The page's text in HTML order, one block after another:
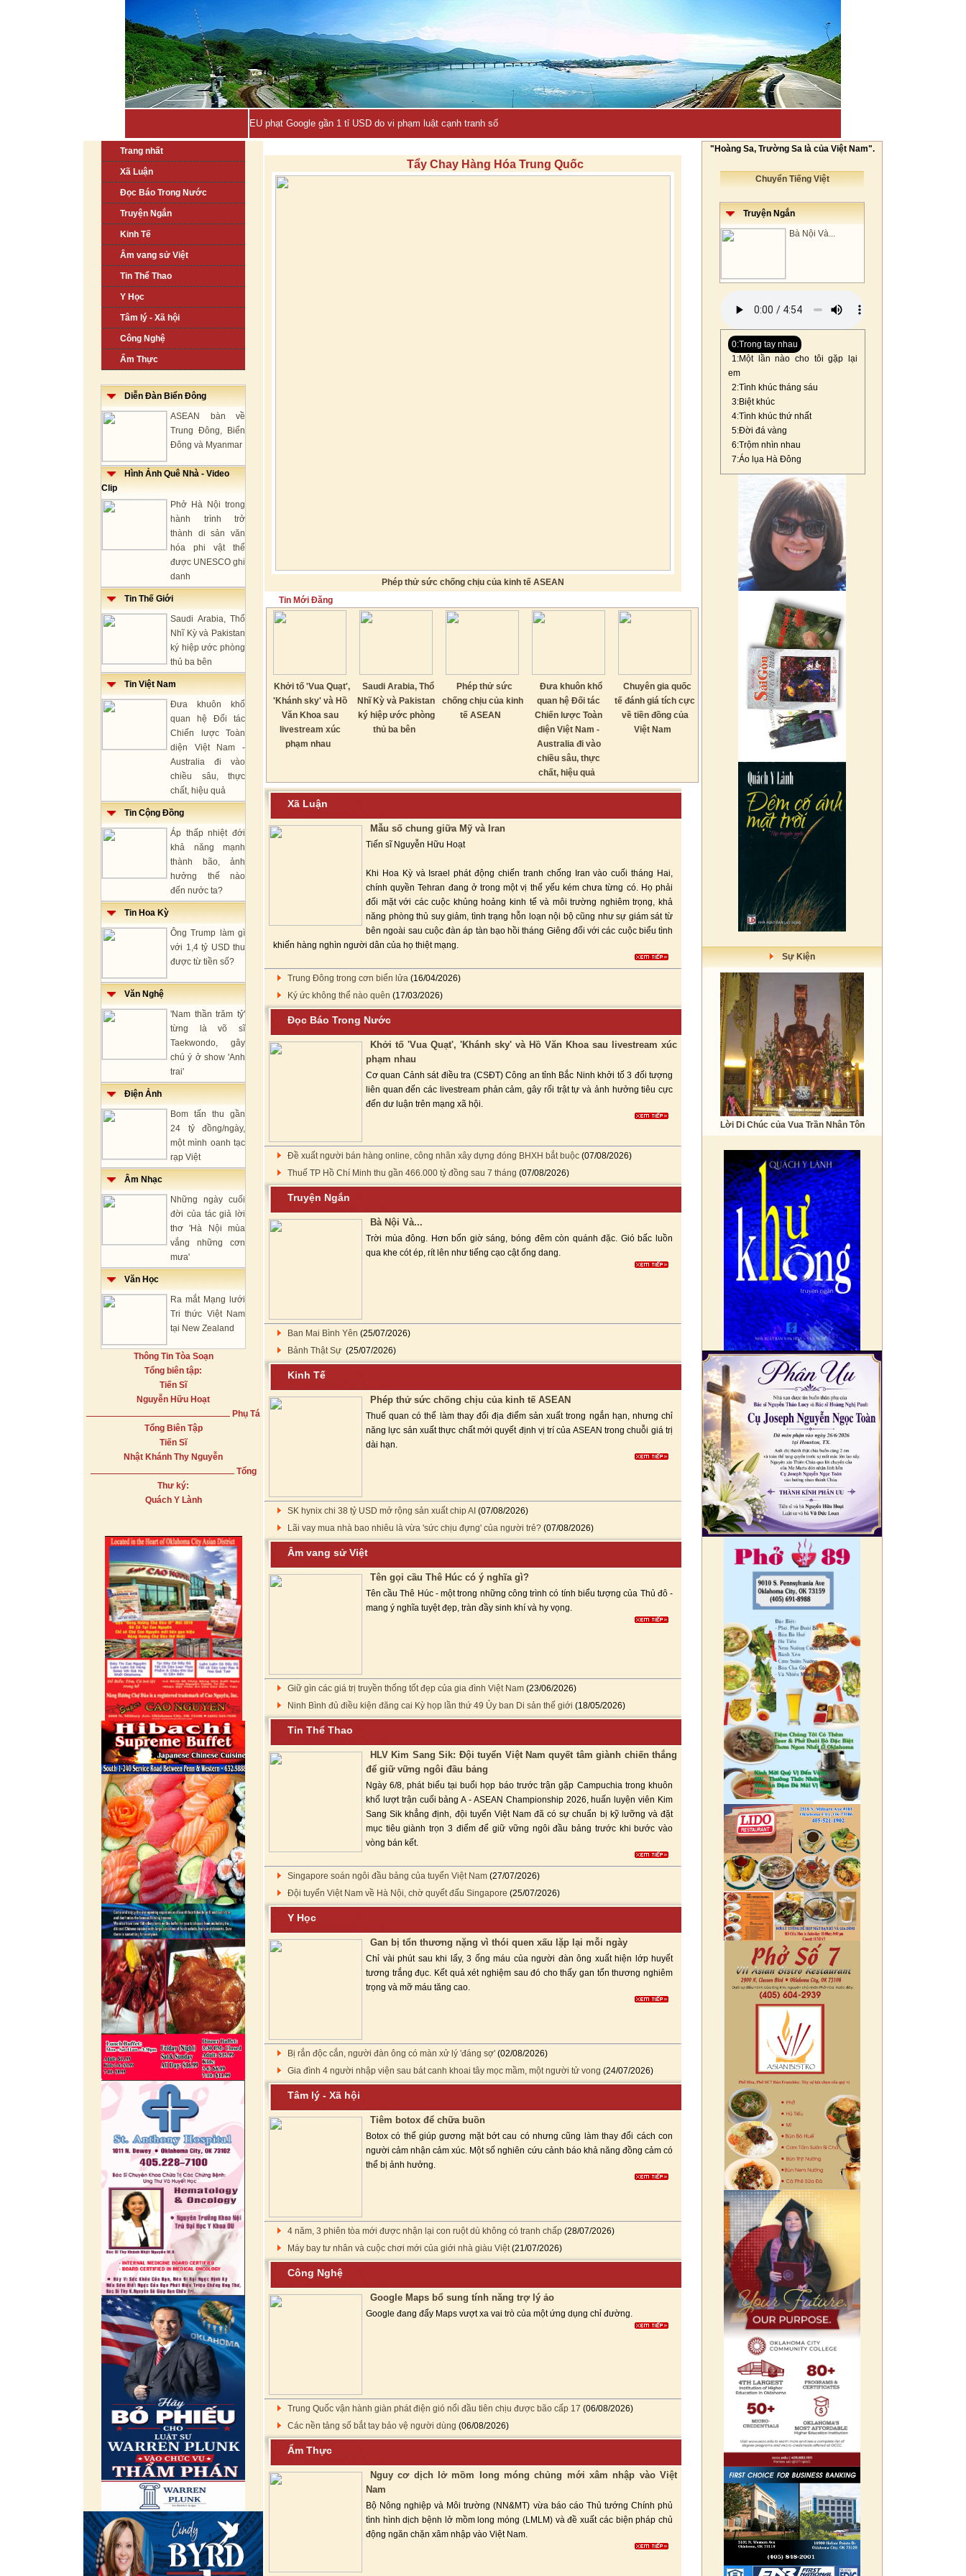
EU phạt Google gần 1 tỉ USD do vi phạm luật cạnh tranh số
Trang nhất
Xã Luận
Đọc Báo Trong Nước
Truyện Ngắn
Kinh Tế
Âm vang sử Việt
Tin Thể Thao
Y Học
Tâm lý - Xã hội
Công Nghệ
Ẩm Thực
Diễn Đàn Biển Đông
ASEAN bàn về
Trung Đông, Biển
Đông và Myanmar
Hình Ảnh Quê Nhà - Video
Clip
Phở Hà Nội trong
hành trình trở
thành di sản văn
hóa phi vật thể
được UNESCO ghi
danh
Tin Thế Giới
Saudi Arabia, Thổ
Nhĩ Kỳ và Pakistan
ký hiệp ước phòng
thủ ba bên
Tin Việt Nam
Đưa khuôn khổ
quan hệ Đối tác
Chiến lược Toàn
diện Việt Nam -
Australia đi vào
chiều sâu, thực
chất, hiệu quả
Tin Cộng Đồng
Áp thấp nhiệt đới
khả năng mạnh
thành bão, ảnh
hưởng thế nào
đến nước ta?
Tin Hoa Kỳ
Ông Trump làm gì
với 1,4 tỷ USD thu
được từ tiền số?
Văn Nghệ
'Nam thần trăm tỷ'
từng là võ sĩ
Taekwondo, gây
chú ý ở show 'Anh
trai'
Điện Ảnh
Bom tấn thu gần
24 tỷ đồng/ngày,
một mình oanh tạc
rạp Việt
Âm Nhạc
Những ngày cuối
đời của tác giả lời
thơ 'Hà Nội mùa
vắng những cơn
mưa'
Văn Học
Ra mắt Mạng lưới
Tri thức Việt Nam
tại New Zealand
Thông Tin Tòa Soạn
Tổng biên tập:
Tiến Sĩ
Nguyễn Hữu Hoạt
Phụ Tá
Tổng Biên Tập
Tiến Sĩ
Nhật Khánh Thy Nguyễn
Tổng
Thư ký:
Quách Y Lành
Tẩy Chay Hàng Hóa Trung Quốc
Phép thử sức chống chịu của kinh tế ASEAN
Tin Mới Đăng
Khởi tố 'Vua Quạt',
'Khánh sky' và Hồ
Văn Khoa sau
livestream xúc
phạm nhau
Saudi Arabia, Thổ
Nhĩ Kỳ và Pakistan
ký hiệp ước phòng
thủ ba bên
Phép thử sức
chống chịu của kinh
tế ASEAN
Đưa khuôn khổ
quan hệ Đối tác
Chiến lược Toàn
diện Việt Nam -
Australia đi vào
chiều sâu, thực
chất, hiệu quả
Chuyên gia quốc
tế đánh giá tích cực
về tiền đồng của
Việt Nam
Xã Luận
Mẫu số chung giữa Mỹ và Iran
Tiến sĩ Nguyễn Hữu Hoạt
Khi Hoa Kỳ và Israel phát động chiến tranh chống Iran vào cuối tháng Hai,
chính quyền Tehran đang ở trong một vị thế yếu kém chưa từng có. Họ phải
đối mặt với các cuộc khủng hoảng kinh tế và môi trường nghiêm trọng, khả
năng phòng thủ suy giảm, tình trạng hỗn loạn nội bộ cũng như sự giám sát từ
bên ngoài sau cuộc đàn áp tàn bạo hồi tháng Giêng đối với các cuộc biểu tình
khiến hàng nghìn người dân của họ thiệt mạng.
Trung Đông trong cơn biển lửa (16/04/2026)
Ký ức không thể nào quên (17/03/2026)
Đọc Báo Trong Nước
Khởi tố 'Vua Quạt', 'Khánh sky' và Hồ Văn Khoa sau livestream xúc
phạm nhau
Cơ quan Cảnh sát điều tra (CSĐT) Công an tỉnh Bắc Ninh khởi tố 3 đối tượng
liên quan đến các livestream phản cảm, gây rối trật tự và ảnh hưởng tiêu cực
đến dư luận trên mạng xã hội.
Đề xuất người bán hàng online, công nhân xây dựng đóng BHXH bắt buộc (07/08/2026)
Thuế TP Hồ Chí Minh thu gần 466.000 tỷ đồng sau 7 tháng (07/08/2026)
Truyện Ngắn
Bà Nội Và...
Trời mùa đông. Hơn bốn giờ sáng, bóng đêm còn quánh đặc. Gió bấc luồn
qua khe cót ép, rít lên như tiếng cạo cật ống dang.
Ban Mai Bình Yên (25/07/2026)
Bảnh Thật Sự (25/07/2026)
Kinh Tế
Phép thử sức chống chịu của kinh tế ASEAN
Thuế quan có thể làm thay đổi địa điểm sản xuất trong ngắn hạn, nhưng chỉ
năng lực sản xuất thực chất mới quyết định vị trí của ASEAN trong chuỗi giá trị
dài hạn.
SK hynix chi 38 tỷ USD mở rộng sản xuất chip AI (07/08/2026)
Lãi vay mua nhà bao nhiêu là vừa 'sức chịu đựng' của người trẻ? (07/08/2026)
Âm vang sử Việt
Tên gọi cầu Thê Húc có ý nghĩa gì?
Tên cầu Thê Húc - một trong những công trình có tính biểu tượng của Thủ đô -
mang ý nghĩa tuyệt đẹp, tràn đầy sinh khí và hy vọng.
Giữ gìn các giá trị truyền thống tốt đẹp của gia đình Việt Nam (23/06/2026)
Ninh Bình đủ điều kiện đăng cai Kỳ họp lần thứ 49 Ủy ban Di sản thế giới (18/05/2026)
Tin Thể Thao
HLV Kim Sang Sik: Đội tuyển Việt Nam quyết tâm giành chiến thắng
để giữ vững ngôi đầu bảng
Ngày 6/8, phát biểu tại buổi họp báo trước trận gặp Campuchia trong khuôn
khổ lượt trận cuối bảng A - ASEAN Championship 2026, huấn luyện viên Kim
Sang Sik khẳng định, đội tuyển Việt Nam đã có sự chuẩn bị kỹ lưỡng và đặt
mục tiêu giành trọn 3 điểm để giữ vững ngôi đầu bảng trước khi bước vào
vòng bán kết.
Singapore soán ngôi đầu bảng của tuyển Việt Nam (27/07/2026)
Đội tuyển Việt Nam về Hà Nội, chờ quyết đấu Singapore (25/07/2026)
Y Học
Gan bị tổn thương nặng vì thói quen xấu lặp lại mỗi ngày
Chỉ vài phút sau khi lấy, 3 ống máu của người đàn ông xuất hiện lớp huyết
tương trắng đục. Kết quả xét nghiệm sau đó cho thấy gan tổn thương nghiêm
trọng và mỡ máu tăng cao.
Bị rắn độc cắn, người đàn ông có màn xử lý 'đáng sợ' (02/08/2026)
Gia đình 4 người nhập viện sau bát canh khoai tây mọc mầm, một người tử vong (24/07/2026)
Tâm lý - Xã hội
Tiêm botox để chữa buồn
Botox có thể giúp gương mặt bớt cau có nhưng cũng làm thay đổi cách con
người cảm nhận cảm xúc. Một số nghiên cứu cảnh báo khả năng đồng cảm có
thể bị ảnh hưởng.
4 năm, 3 phiên tòa mới được nhận lại con ruột dù không có tranh chấp (28/07/2026)
Máy bay tư nhân và cuộc chơi mới của giới nhà giàu Việt(21/07/2026)
Công Nghệ
Google Maps bổ sung tính năng trợ lý ảo
Google đang đẩy Maps vượt xa vai trò của một ứng dụng chỉ đường.
Trung Quốc vận hành giàn phát điện gió nổi đầu tiên chịu được bão cấp 17 (06/08/2026)
Các nền tảng số bắt tay bảo vệ người dùng (06/08/2026)
Ẩm Thực
Nguy cơ dịch lở mồm long móng chủng mới xâm nhập vào Việt
Nam
Bộ Nông nghiệp và Môi trường (NN&MT) vừa báo cáo Thủ tướng Chính phủ
tình hình dịch bệnh lở mồm long móng (LMLM) và đề xuất các biện pháp chủ
động ngăn chặn xâm nhập vào Việt Nam.
"Hoàng Sa, Trường Sa là của Việt Nam".
Chuyển Tiếng Việt
Truyện Ngắn
Bà Nội Và...
0:Trong tay nhau
1:Một lần nào cho tôi gặp lại
em
2:Tình khúc tháng sáu
3:Biệt khúc
4:Tình khúc thứ nhất
5:Đời đá vàng
6:Trộm nhìn nhau
7:Áo lụa Hà Đông
Sự Kiện
Lời Di Chúc của Vua Trần Nhân Tôn